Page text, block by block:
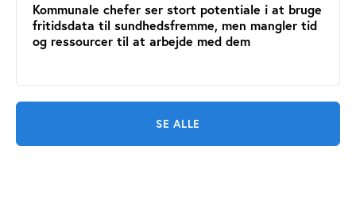
Kommunale chefer ser stort potentiale i at bruge
fritidsdata til sundhedsfremme, men mangler tid
og ressourcer til at arbejde med dem
SE ALLE